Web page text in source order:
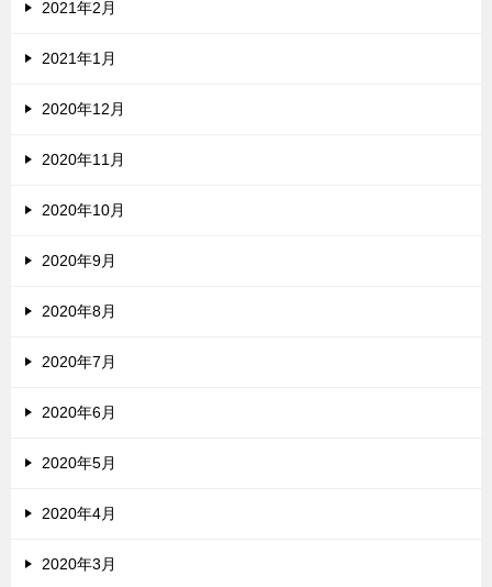
2021年2月
2021年1月
2020年12月
2020年11月
2020年10月
2020年9月
2020年8月
2020年7月
2020年6月
2020年5月
2020年4月
2020年3月